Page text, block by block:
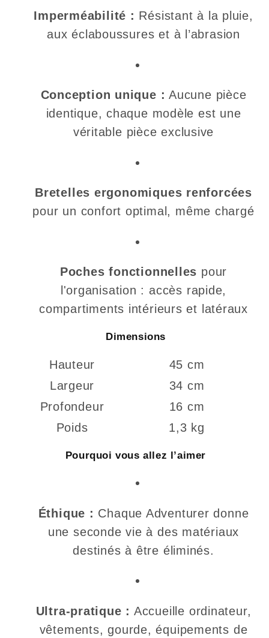
Imperméabilité : Résistant à la pluie,
aux éclaboussures et à l’abrasion
Conception unique : Aucune pièce
identique, chaque modèle est une
véritable pièce exclusive
Bretelles ergonomiques renforcées
pour un confort optimal, même chargé
Poches fonctionnelles pour
l'organisation : accès rapide,
compartiments intérieurs et latéraux
Dimensions
Hauteur
45 cm
Largeur
34 cm
Profondeur
16 cm
Poids
1,3 kg
Pourquoi vous allez l’aimer
Éthique : Chaque Adventurer donne
une seconde vie à des matériaux
destinés à être éliminés.
Ultra-pratique : Accueille ordinateur,
vêtements, gourde, équipements de